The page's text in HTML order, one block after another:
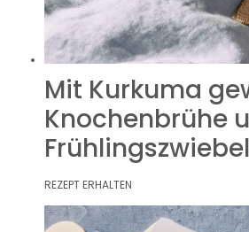
Mit Kurkuma
Knochenbrühe
REZEPT ERHALTEN